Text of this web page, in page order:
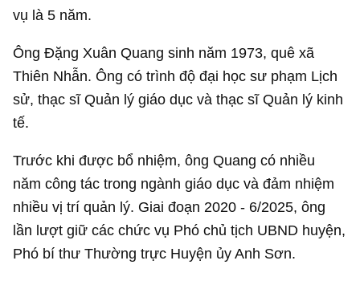
vụ là 5 năm.
Ông Đặng Xuân Quang sinh năm 1973, quê xã
Thiên Nhẫn. Ông có trình độ đại học sư phạm Lịch
sử, thạc sĩ Quản lý giáo dục và thạc sĩ Quản lý kinh
tế.
Trước khi được bổ nhiệm, ông Quang có nhiều
năm công tác trong ngành giáo dục và đảm nhiệm
nhiều vị trí quản lý. Giai đoạn 2020 - 6/2025, ông
lần lượt giữ các chức vụ Phó chủ tịch UBND huyện,
Phó bí thư Thường trực Huyện ủy Anh Sơn.